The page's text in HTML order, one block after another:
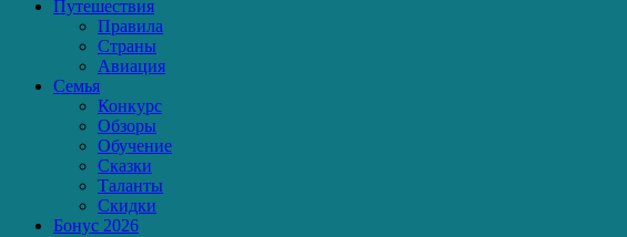
Путешествия
Правила
Страны
Авиация
Семья
Конкурс
Обзоры
Обучение
Сказки
Таланты
Скидки
Бонус 2026